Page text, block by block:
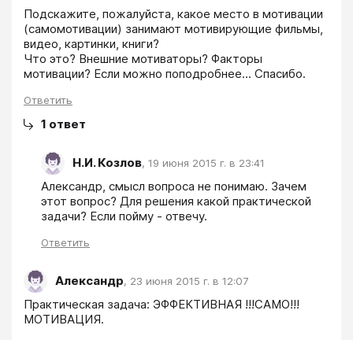
Подскажите, пожалуйста, какое место в мотивации
(самомотивации) занимают мотивирующие фильмы,
видео, картинки, книги?
Что это? Внешние мотиваторы? Факторы
мотивации? Если можно поподробнее... Спасибо.
Ответить
1 ответ
Н.И. Козлов, 19 июня 2015 г. в 23:41
Александр, смысл вопроса не понимаю. Зачем
этот вопрос? Для решения какой практической
задачи? Если пойму - отвечу.
Ответить
Александр, 23 июня 2015 г. в 12:07
Практическая задача: ЭФФЕКТИВНАЯ !!!САМО!!!
МОТИВАЦИЯ.